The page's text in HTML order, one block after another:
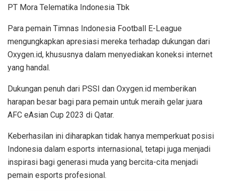
PT Mora Telematika Indonesia Tbk
Para pemain Timnas Indonesia Football E-League
mengungkapkan apresiasi mereka terhadap dukungan dari
Oxygen.id, khususnya dalam menyediakan koneksi internet
yang handal.
Dukungan penuh dari PSSI dan Oxygen.id memberikan
harapan besar bagi para pemain untuk meraih gelar juara
AFC eAsian Cup 2023 di Qatar.
Keberhasilan ini diharapkan tidak hanya memperkuat posisi
Indonesia dalam esports internasional, tetapi juga menjadi
inspirasi bagi generasi muda yang bercita-cita menjadi
pemain esports profesional.